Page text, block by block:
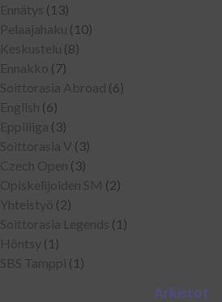
Ennätys
(13)
Pelaajahaku
(10)
Keskustelu
(8)
(7)
Soittorasia Abroad
(6)
English
(6)
Eppiliiga
(3)
Soittorasia V
(3)
Czech Open
(3)
Opiskelijoiden SM
(2)
Yhteistyö
(2)
Soittorasia Legends
(1)
Höntsy (1)
SBS Tamppi (1)
Arkistot